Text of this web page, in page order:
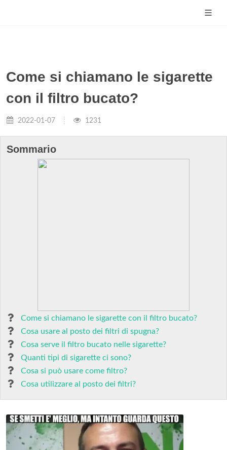
Come si chiamano le sigarette
con il filtro bucato?
2022-01-07 1231
Sommario
Come si chiamano le sigarette con il filtro bucato?
Cosa usare al posto dei filtri di spugna?
Cosa serve il filtro bucato nelle sigarette?
Quanti tipi di sigarette ci sono?
Cosa si può usare come filtro?
Cosa utilizzare al posto dei filtri?